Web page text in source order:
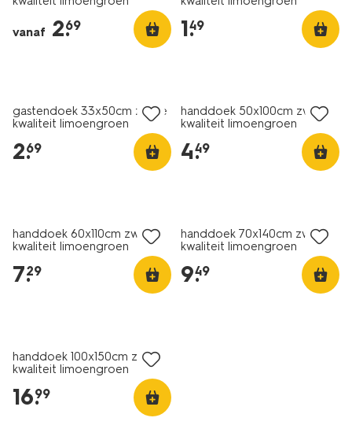
kwaliteit-
handdoeken-
vanaf 2.
69 1.
49
gastendoek 33x50cm zware
kwaliteit limoengroen
2.
69
handdoek 50x100cm zware
kwaliteit limoengroen
4.
49
handdoek 60x110cm zware
kwaliteit limoengroen
7.
29
handdoek 70x140cm zware
kwaliteit limoengroen
9.
49
handdoek 100x150cm zware
kwaliteit limoengroen
16.
99